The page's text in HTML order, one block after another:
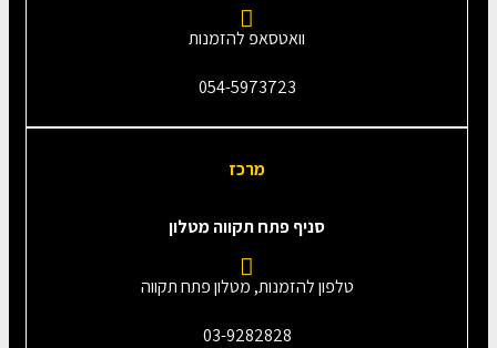
וואטסאפ להזמנות
054-5973723
מרכז
סניף פתח תקווה מטלון
טלפון להזמנות, מטלון פתח תקווה
03-9282828